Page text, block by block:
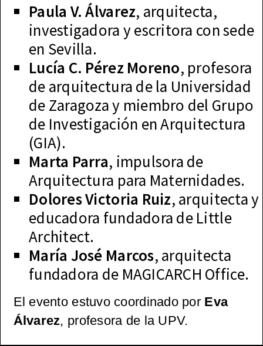
Paula V. Álvarez, arquitecta,
investigadora y escritora con sede
en Sevilla.
Lucía C. Pérez Moreno, profesora
de arquitectura de la Universidad
de Zaragoza y miembro del Grupo
de Investigación en Arquitectura
(GIA).
Marta Parra, impulsora de
Arquitectura para Maternidades.
Dolores Victoria Ruiz, arquitecta y
educadora fundadora de Little
Architect.
María José Marcos, arquitecta
fundadora de MAGICARCH Office.
El evento estuvo coordinado por Eva
Álvarez, profesora de la UPV.